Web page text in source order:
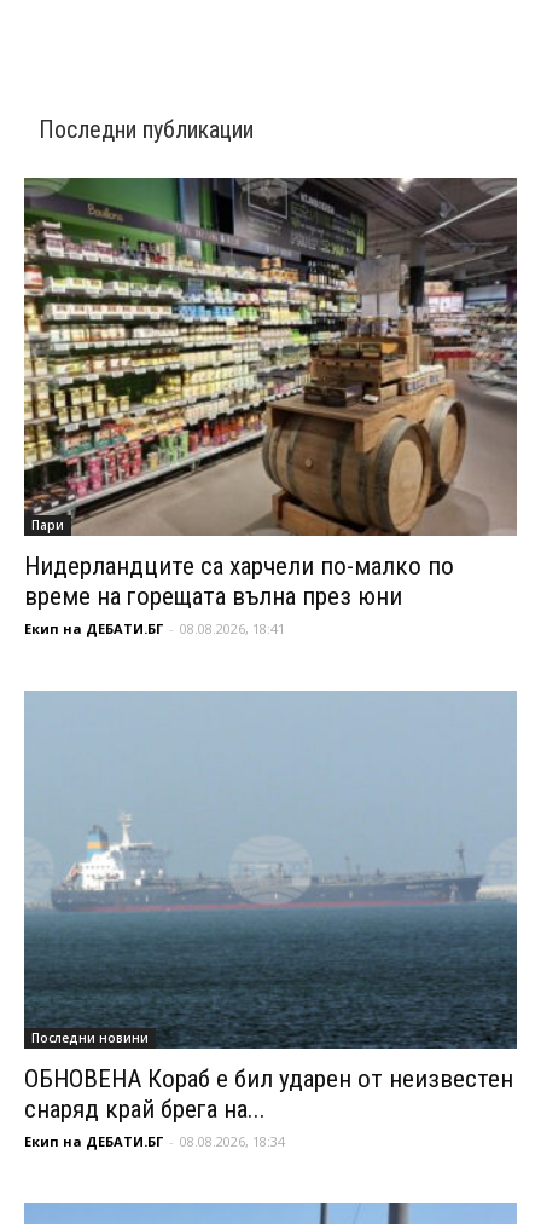
Последни публикации
Пари
Нидерландците са харчели по-малко по
време на горещата вълна през юни
Екип на ДЕБАТИ.БГ - 08.08.2026, 18:41
Последни новини
ОБНОВЕНА Кораб е бил ударен от неизвестен
снаряд край брега на...
Екип на ДЕБАТИ.БГ - 08.08.2026, 18:34